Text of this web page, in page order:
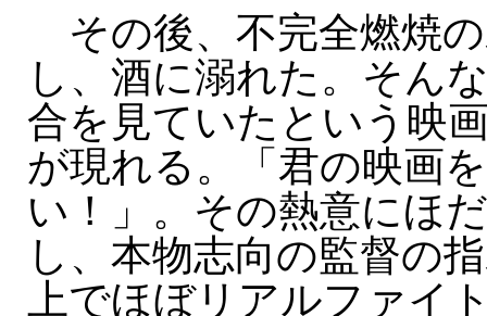
その後、不完全燃焼
し、酒に溺れた。そん
合を見ていたという映
が現れる。「君の映画
い！」。その熱意にほ
し、本物志向の監督の
上でほぼリアルファイ